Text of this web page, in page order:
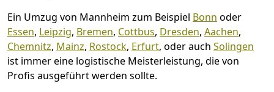
Ein Umzug von Mannheim zum Beispiel Bonn oder
Essen, Leipzig, Bremen, Cottbus, Dresden, Aachen,
Chemnitz, Mainz, Rostock, Erfurt, oder auch Solingen
ist immer eine logistische Meisterleistung, die von
Profis ausgeführt werden sollte.